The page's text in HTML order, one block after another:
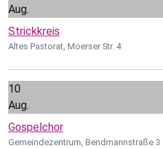
Aug.
Strickkreis
Altes Pastorat, Moerser Str. 4
10
Aug.
Gospelchor
Gemeindezentrum, Bendmannstraße 3